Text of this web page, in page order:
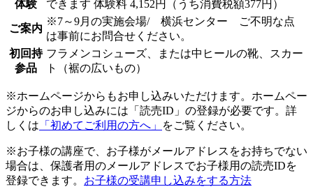
体験
できます 体験料 4,152円（うち消費税額377円）
ご案内
※7～9月の実施会場/ 横浜センター ご不明な点
は事前にお問合せください。
初回持
参品
フラメンコシューズ、または中ヒールの靴、スカー
ト（裾の広いもの）
※ホームページからもお申し込みいただけます。ホームペー
ジからのお申し込みには「読売ID」の登録が必要です。詳
しくは 「初めてご利用の方へ」 をご覧ください。
※お子様の講座で、お子様がメールアドレスをお持ちでない
場合は、保護者用のメールアドレスでお子様用の読売IDを
登録できます。 お子様の受講申し込みをする方法